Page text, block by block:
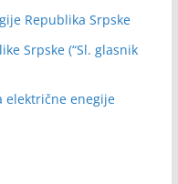
Republika Srpske
Srpske (“Sl. glasnik
električne enegije